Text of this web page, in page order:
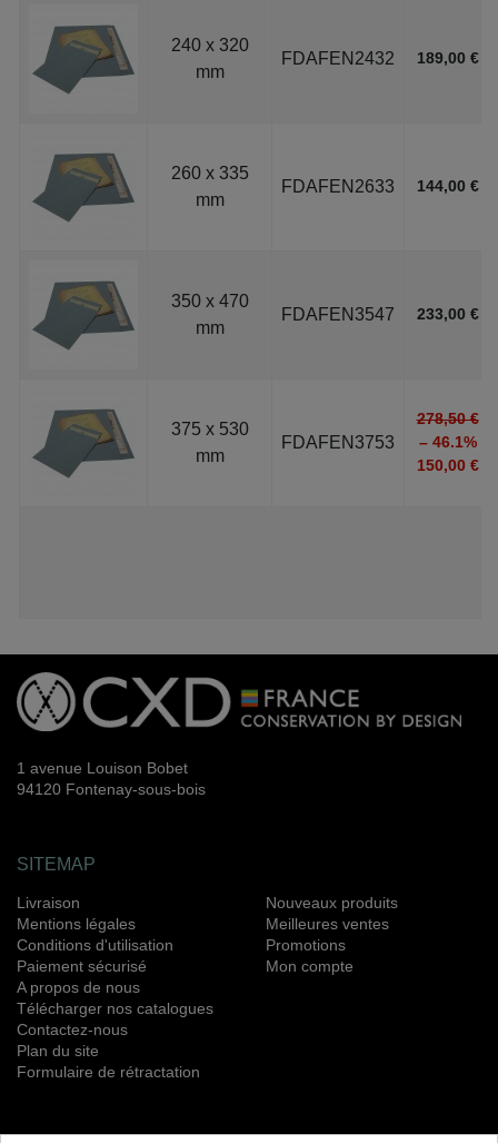
240 x 320
mm
FDAFEN2432 189,00 €
260 x 335
mm
FDAFEN2633 144,00 €
350 x 470
mm
FDAFEN3547 233,00 €
375 x 530
mm
FDAFEN3753
278,50 €
– 46.1%
150,00 €
1 avenue Louison Bobet
94120 Fontenay-sous-bois
SITEMAP
Livraison
Mentions légales
Conditions d'utilisation
Paiement sécurisé
A propos de nous
Télécharger nos catalogues
Contactez-nous
Plan du site
Formulaire de rétractation
Nouveaux produits
Meilleures ventes
Promotions
Mon compte